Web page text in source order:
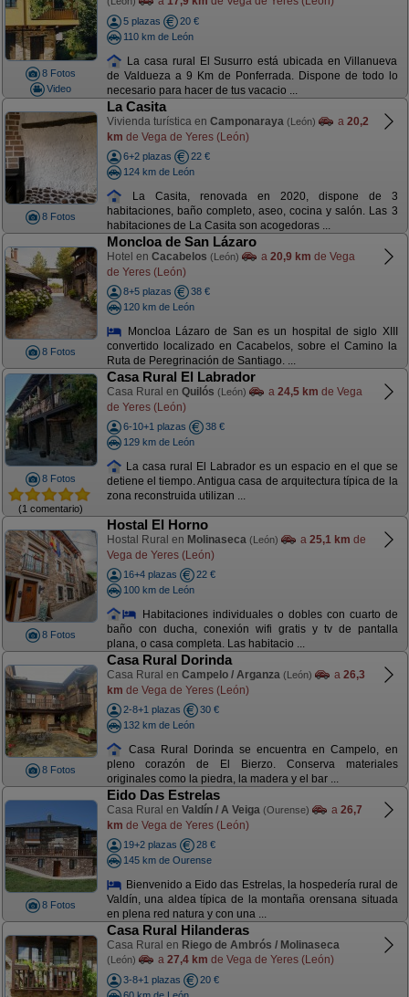
8 Fotos
Video
5 plazas
20 €
110 km de León
La casa rural El Susurro está ubicada en Villanueva
de Valdueza a 9 Km de Ponferrada. Dispone de todo lo
necesario para hacer de tus vacacio ...
8 Fotos
La Casita
Vivienda turística en Camponaraya (León) a 20,2
km de Vega de Yeres (León)
6+2 plazas
22 €
124 km de León
La Casita, renovada en 2020, dispone de 3
habitaciones, baño completo, aseo, cocina y salón. Las 3
habitaciones de La Casita son acogedoras ...
8 Fotos
Moncloa de San Lázaro
Hotel en Cacabelos (León) a 20,9 km de Vega
de Yeres (León)
8+5 plazas
38 €
120 km de León
Moncloa Lázaro de San es un hospital de siglo XIII
convertido localizado en Cacabelos, sobre el Camino la
Ruta de Peregrinación de Santiago. ...
8 Fotos
(1 comentario)
Casa Rural El Labrador
Casa Rural en Quilós (León) a 24,5 km de Vega
de Yeres (León)
6-10+1 plazas
38 €
129 km de León
La casa rural El Labrador es un espacio en el que se
detiene el tiempo. Antigua casa de arquitectura típica de la
zona reconstruida utilizan ...
8 Fotos
Hostal El Horno
Hostal Rural en Molinaseca (León) a 25,1 km de
Vega de Yeres (León)
16+4 plazas
22 €
100 km de León
Habitaciones individuales o dobles con cuarto de
baño con ducha, conexión wifi gratis y tv de pantalla
plana, o casa completa. Las habitacio ...
8 Fotos
Casa Rural Dorinda
Casa Rural en Campelo / Arganza (León) a 26,3
km de Vega de Yeres (León)
2-8+1 plazas
30 €
132 km de León
Casa Rural Dorinda se encuentra en Campelo, en
pleno corazón de El Bierzo. Conserva materiales
originales como la piedra, la madera y el bar ...
8 Fotos
Eido Das Estrelas
Casa Rural en Valdín / A Veiga (Ourense) a 26,7
km de Vega de Yeres (León)
19+2 plazas
28 €
145 km de Ourense
Bienvenido a Eido das Estrelas, la hospedería rural de
Valdín, una aldea típica de la montaña orensana situada
en plena red natura y con una ...
Casa Rural Hilanderas
Casa Rural en Riego de Ambrós / Molinaseca
(León) a 27,4 km de Vega de Yeres (León)
3-8+1 plazas
20 €